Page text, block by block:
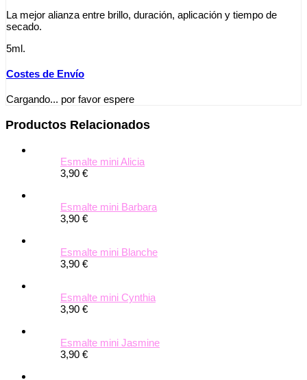
La mejor alianza entre brillo, duración, aplicación y tiempo de
secado.
5ml.
Costes de Envío
Cargando... por favor espere
Productos Relacionados
Esmalte mini Alicia
3,90 €
Esmalte mini Barbara
3,90 €
Esmalte mini Blanche
3,90 €
Esmalte mini Cynthia
3,90 €
Esmalte mini Jasmine
3,90 €